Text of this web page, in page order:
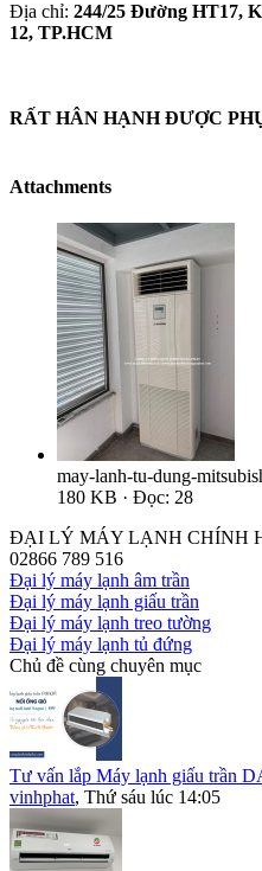
Địa chỉ: 244/25 Đường HT17,
12, TP.HCM
RẤT HÂN HẠNH ĐƯỢC
Attachments
may-lanh-tu-dung-
180 KB · Đọc: 28
ĐẠI LÝ MÁY LẠNH CHÍNH
02866 789 516
Đại lý máy lạnh âm trần
Đại lý máy lạnh giấu trần
Đại lý máy lạnh treo tường
Đại lý máy lạnh tủ đứng
Chủ đề cùng chuyên mục
Tư vấn lắp Máy lạnh giấu trần
vinhphat, Thứ sáu lúc 14:05